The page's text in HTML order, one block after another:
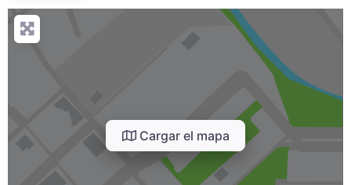
Cargar el mapa